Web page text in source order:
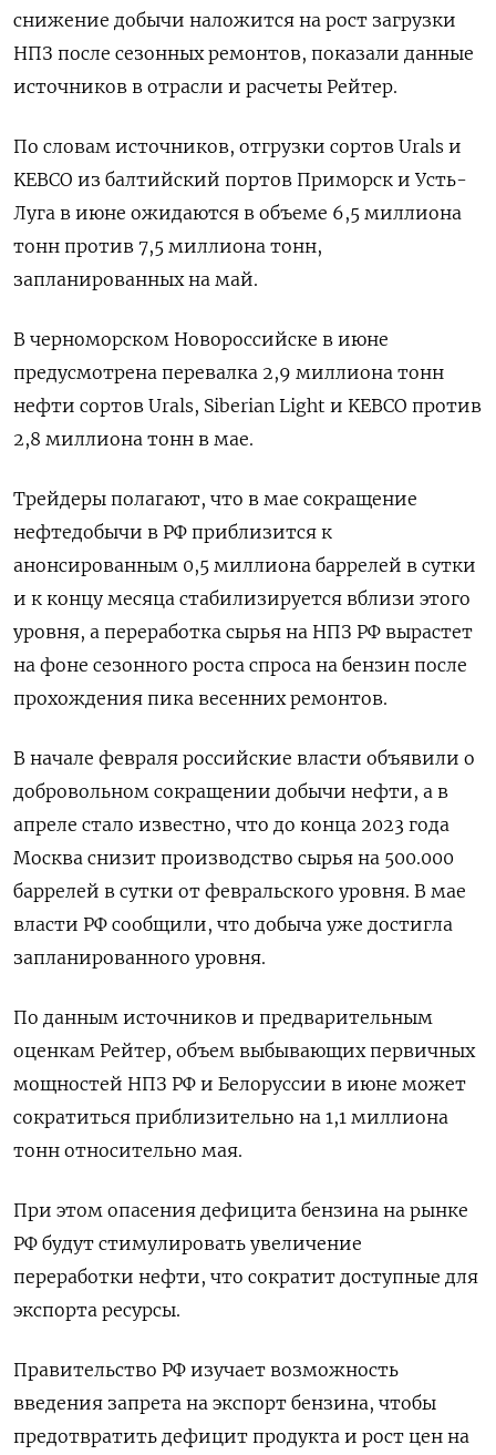
снижение добычи наложится на рост загрузки
НПЗ после сезонных ремонтов, показали данные
источников в отрасли и расчеты Рейтер.
По словам источников, отгрузки сортов Urals и
KEBCO из балтийский портов Приморск и Усть-
Луга в июне ожидаются в объеме 6,5 миллиона
тонн против 7,5 миллиона тонн,
запланированных на май.
В черноморском Новороссийске в июне
предусмотрена перевалка 2,9 миллиона тонн
нефти сортов Urals, Siberian Light и KEBCO против
2,8 миллиона тонн в мае.
Трейдеры полагают, что в мае сокращение
нефтедобычи в РФ приблизится к
анонсированным 0,5 миллиона баррелей в сутки
и к концу месяца стабилизируется вблизи этого
уровня, а переработка сырья на НПЗ РФ вырастет
на фоне сезонного роста спроса на бензин после
прохождения пика весенних ремонтов.
В начале февраля российские власти объявили о
добровольном сокращении добычи нефти, а в
апреле стало известно, что до конца 2023 года
Москва снизит производство сырья на 500.000
баррелей в сутки от февральского уровня. В мае
власти РФ сообщили, что добыча уже достигла
запланированного уровня.
По данным источников и предварительным
оценкам Рейтер, объем выбывающих первичных
мощностей НПЗ РФ и Белоруссии в июне может
сократиться приблизительно на 1,1 миллиона
тонн относительно мая.
При этом опасения дефицита бензина на рынке
РФ будут стимулировать увеличение
переработки нефти, что сократит доступные для
экспорта ресурсы.
Правительство РФ изучает возможность
введения запрета на экспорт бензина, чтобы
предотвратить дефицит продукта и рост цен на